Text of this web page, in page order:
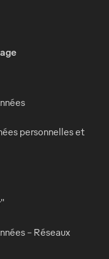
personnelles et
- Réseaux